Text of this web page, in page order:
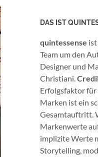
DAS IST
quintessense
Team um den
Designer und
Christiani.
Erfolgsfaktor
Marken ist ein
Gesamtauftritt.
Markenwerte
implizite Werte
Storytelling,